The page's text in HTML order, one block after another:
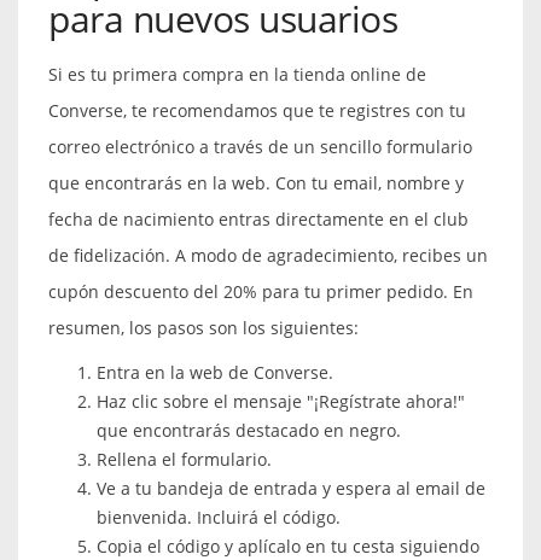
para nuevos usuarios
Si es tu primera compra en la tienda online de
Converse, te recomendamos que te registres con tu
correo electrónico a través de un sencillo formulario
que encontrarás en la web. Con tu email, nombre y
fecha de nacimiento entras directamente en el club
de fidelización. A modo de agradecimiento, recibes un
cupón descuento del 20% para tu primer pedido. En
resumen, los pasos son los siguientes:
Entra en la web de Converse.
Haz clic sobre el mensaje "¡Regístrate ahora!"
que encontrarás destacado en negro.
Rellena el formulario.
Ve a tu bandeja de entrada y espera al email de
bienvenida. Incluirá el código.
Copia el código y aplícalo en tu cesta siguiendo